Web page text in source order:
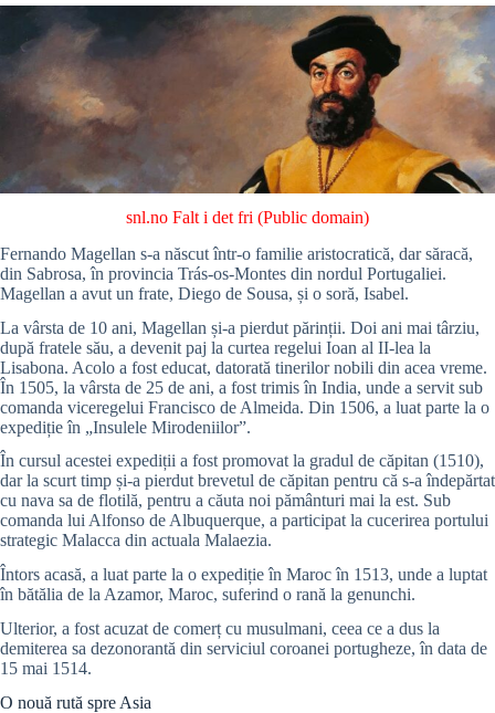
snl.no Falt i det fri (Public domain)
Fernando Magellan s-a născut într-o familie aristocratică, dar săracă,
din Sabrosa, în provincia Trás-os-Montes din nordul Portugaliei.
Magellan a avut un frate, Diego de Sousa, și o soră, Isabel.
La vârsta de 10 ani, Magellan și-a pierdut părinții. Doi ani mai târziu,
după fratele său, a devenit paj la curtea regelui Ioan al II-lea la
Lisabona. Acolo a fost educat, datorată tinerilor nobili din acea vreme.
În 1505, la vârsta de 25 de ani, a fost trimis în India, unde a servit sub
comanda viceregelui Francisco de Almeida. Din 1506, a luat parte la o
expediție în „Insulele Mirodeniilor”.
În cursul acestei expediții a fost promovat la gradul de căpitan (1510),
dar la scurt timp și-a pierdut brevetul de căpitan pentru că s-a îndepărtat
cu nava sa de flotilă, pentru a căuta noi pământuri mai la est. Sub
comanda lui Alfonso de Albuquerque, a participat la cucerirea portului
strategic Malacca din actuala Malaezia.
Întors acasă, a luat parte la o expediție în Maroc în 1513, unde a luptat
în bătălia de la Azamor, Maroc, suferind o rană la genunchi.
Ulterior, a fost acuzat de comerț cu musulmani, ceea ce a dus la
demiterea sa dezonorantă din serviciul coroanei portugheze, în data de
15 mai 1514.
O nouă rută spre Asia